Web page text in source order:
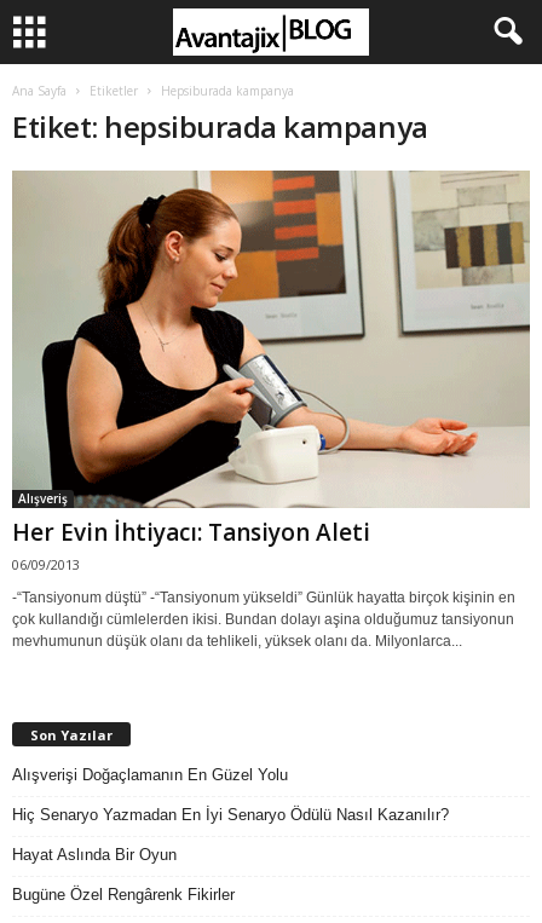
Ana Sayfa Etiketler Hepsiburada kampanya
Etiket: hepsiburada kampanya
Alışveriş
Her Evin İhtiyacı: Tansiyon Aleti
06/09/2013
-“Tansiyonum düştü” -“Tansiyonum yükseldi” Günlük hayatta birçok kişinin en
çok kullandığı cümlelerden ikisi. Bundan dolayı aşina olduğumuz tansiyonun
mevhumunun düşük olanı da tehlikeli, yüksek olanı da. Milyonlarca...
Son Yazılar
Alışverişi Doğaçlamanın En Güzel Yolu
Hiç Senaryo Yazmadan En İyi Senaryo Ödülü Nasıl Kazanılır?
Hayat Aslında Bir Oyun
Bugüne Özel Rengârenk Fikirler